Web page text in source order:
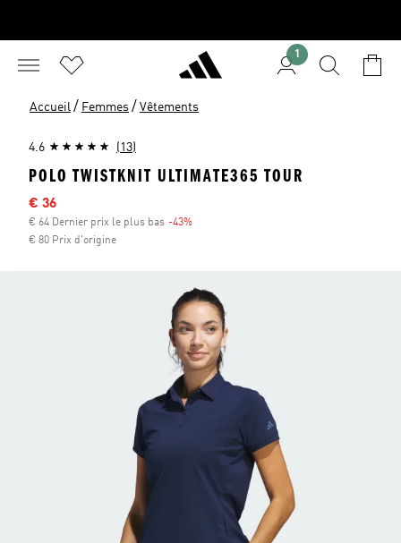
1
Accueil / Femmes / Vêtements
4.6 (13)
POLO TWISTKNIT ULTIMATE365 TOUR
Sale price
€ 36
€ 64 Dernier prix le plus bas -43%
€ 80 Prix d'origine